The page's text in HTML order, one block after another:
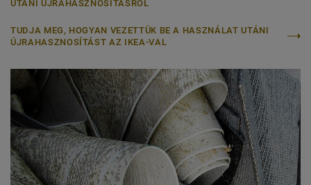
UTÁNI ÚJRAHASZNOSÍTÁSRÓL
TUDJA MEG, HOGYAN VEZETTÜK BE A HASZNÁLAT UTÁNI
ÚJRAHASZNOSÍTÁST AZ IKEA-VAL